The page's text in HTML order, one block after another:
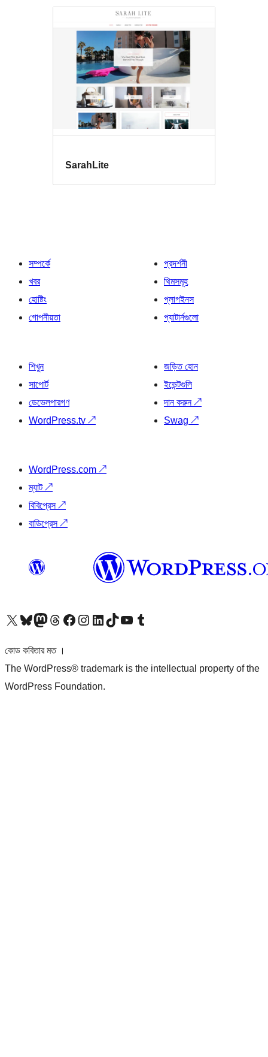
SarahLite
সম্পর্কে
খবর
হোষ্টিং
গোপনীয়তা
প্রদর্শনী
থিমসমূহ
প্লাগইনস
প্যাটার্নগুলো
শিখুন
সাপোর্ট
ডেভেলপারগণ
WordPress.tv ↗
জড়িত হোন
ইভেন্টগুলি
দান করুন↗
Swag ↗
WordPress.com ↗
ম্যাট↗
বিবিপ্রেস↗
বাডিপ্রেস↗
আমাদের X (আগের টুইটার) অ্যাকাউন্টে যানআমাদের Bluesky অ্যাকাউন্টটি দেখুনআমাদের মাস্টোডন অ্যাকাউন্টটি দেখুনআমাদের থ্রেডস অ্যাকাউন্টটি দেখুনআমাদের ফেসবুক পেজ দেখুনআমাদের ইন্সটাগ্রাম অ্যাকাউন্ট দেখুনআমাদের লিঙ্কডইন অ্যাকাউন্টে যানআমাদের TikTok অ্যাকাউন্টটি দেখুনআমাদের ইউটিউব চ্যানেলে যান আমাদের টাম্বলার অ্যাকাউন্ট দেখুন
কোড কবিতার মত ।
The WordPress® trademark is the intellectual property of the
WordPress Foundation.